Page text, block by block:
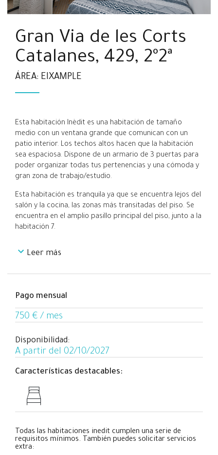
Gran Via de les Corts
Catalanes, 429, 2º2ª
ÁREA: EIXAMPLE
Esta habitación Inèdit es una habitación de tamaño
medio con un ventana grande que comunican con un
patio interior. Los techos altos hacen que la habitación
sea espaciosa. Dispone de un armario de 3 puertas para
poder organizar todas tus pertenencias y una cómoda y
gran zona de trabajo/estudio.
Esta habitación es tranquila ya que se encuentra lejos del
salón y la cocina, las zonas más transitadas del piso. Se
encuentra en el amplio pasillo principal del piso, junto a la
habitación 7.
Esta habitación es perfecta para estudiantes y jóvenes
mismo tiempo poder trabajar/estudiar de forma
Barcelona, mientras comparten su experiencia de coliving
con personas de todas las partes del mundo.
Leer más
Pago mensual
750 € / mes
Disponibilidad:
A partir del 02/10/2027
Características destacables:
Todas las habitaciones inedit cumplen una serie de
requisitos mínimos. También puedes solicitar servicios
extra: